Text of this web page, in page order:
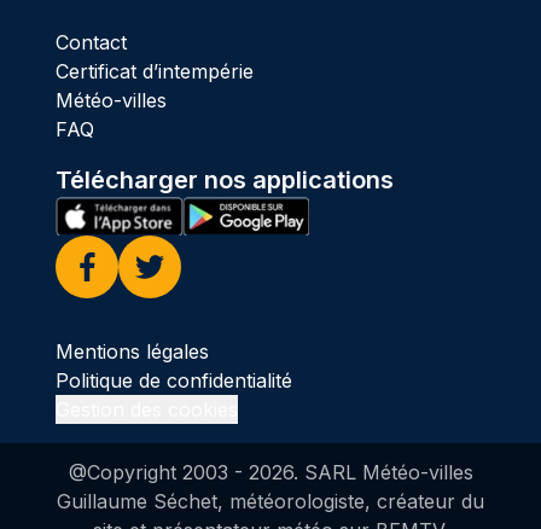
Contact
Certificat d’intempérie
Météo-villes
FAQ
Télécharger nos applications
Facebook
Twitter
Mentions légales
Politique de confidentialité
@Copyright 2003 - 2026. SARL Météo-villes
Guillaume Séchet, météorologiste, créateur du